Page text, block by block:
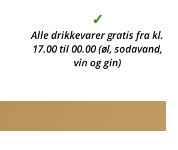
✓
Alle drikkevarer gratis fra kl.
17.00 til 00.00 (øl, sodavand,
vin og gin)